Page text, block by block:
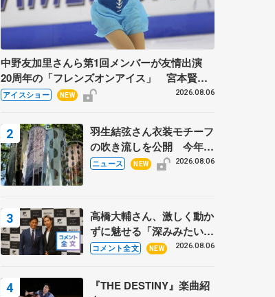
中野友加里さんら第1回メンバーが友情出演
20周年の「フレンズオンアイス」 宮本賢二
さん、有川梨絵さん、田村岳斗さんも
アイスショー NEW 2026.08.06
羽生結弦さん衣装モチーフ
の吹き流しを公開 今年は
「春よ、来い」、仙台の瑞
ニュース NEW 2026.08.06
高橋大輔さん、激しく動か
ずに魅せる「深みみたいな
ものは出てきている？」
あい
コメント全文 NEW 2026.08.06
『THE DESTINY』楽曲紹